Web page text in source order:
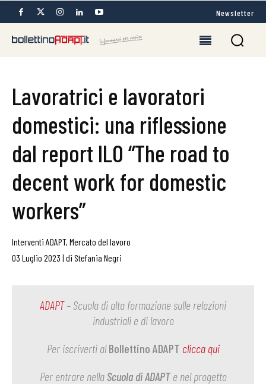
Newsletter
Lavoratrici e lavoratori
domestici: una riflessione
dal report ILO “The road to
decent work for domestic
workers”
Interventi ADAPT, Mercato del lavoro
03 Luglio 2023 | di Stefania Negri
ADAPT– Scuola di alta formazione sulle relazioni
industriali e di lavoro
Per iscriverti alBollettino ADAPT clicca qui
Per entrare nella Scuola di ADAPTe nel progetto